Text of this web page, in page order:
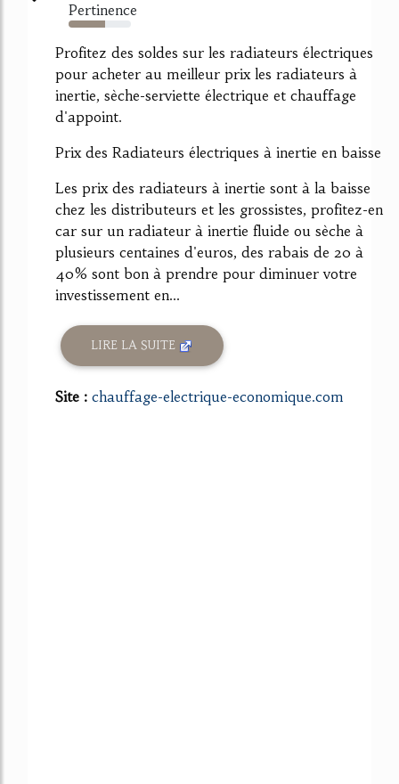
Pertinence
58%
Profitez des soldes sur les radiateurs électriques
pour acheter au meilleur prix les radiateurs à
inertie, sèche-serviette électrique et chauffage
d'appoint.
Prix des Radiateurs électriques à inertie en baisse
Les prix des radiateurs à inertie sont à la baisse
chez les distributeurs et les grossistes, profitez-en
car sur un radiateur à inertie fluide ou sèche à
plusieurs centaines d'euros, des rabais de 20 à
40% sont bon à prendre pour diminuer votre
investissement en...
LIRE LA SUITE
Site : chauffage-electrique-economique.com